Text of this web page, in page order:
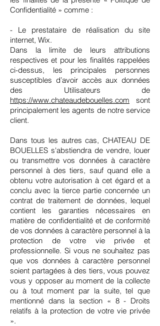
Confidentialité » comme :
- Le prestataire de réalisation du site
internet, Wix.
Dans la limite de leurs attributions
respectives et pour les finalités rappelées
ci-dessus, les principales personnes
susceptibles d’avoir accès aux données
des Utilisateurs de
https://www.chateaudebouelles.com sont
principalement les agents de notre service
client.
Dans tous les autres cas, CHATEAU DE
BOUELLES s'abstiendra de vendre, louer
ou transmettre vos données à caractère
personnel à des tiers, sauf quand elle a
obtenu votre autorisation à cet égard et a
conclu avec la tierce partie concernée un
contrat de traitement de données, lequel
contient les garanties nécessaires en
matière de confidentialité et de conformité
de vos données à caractère personnel à la
protection de votre vie privée et
professionnelle. Si vous ne souhaitez pas
que vos données à caractère personnel
soient partagées à des tiers, vous pouvez
vous y opposer au moment de la collecte
ou à tout moment par la suite, tel que
mentionné dans la section « 8 - Droits
relatifs à la protection de votre vie privée
».